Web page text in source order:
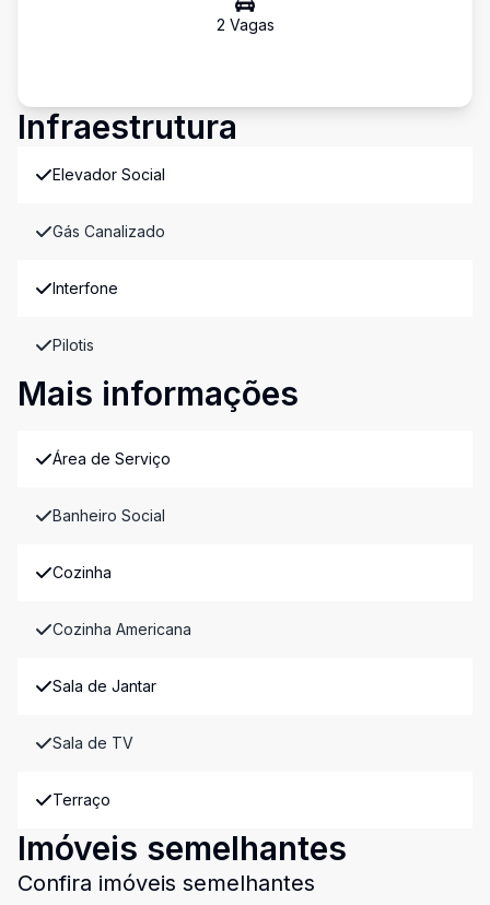
2 Vagas
Infraestrutura
Elevador Social
Gás Canalizado
Interfone
Pilotis
Mais informações
Área de Serviço
Banheiro Social
Cozinha
Cozinha Americana
Sala de Jantar
Sala de TV
Terraço
Imóveis semelhantes
Confira imóveis semelhantes